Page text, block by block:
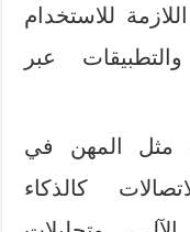
للاستخدام
عبر
مثل المهن في
كالذكاء